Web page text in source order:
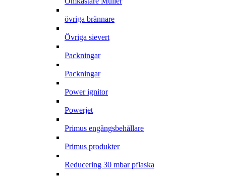
övriga brännare
Övriga sievert
Packningar
Packningar
Power ignitor
Powerjet
Primus engångsbehållare
Primus produkter
Reducering 30 mbar pflaska